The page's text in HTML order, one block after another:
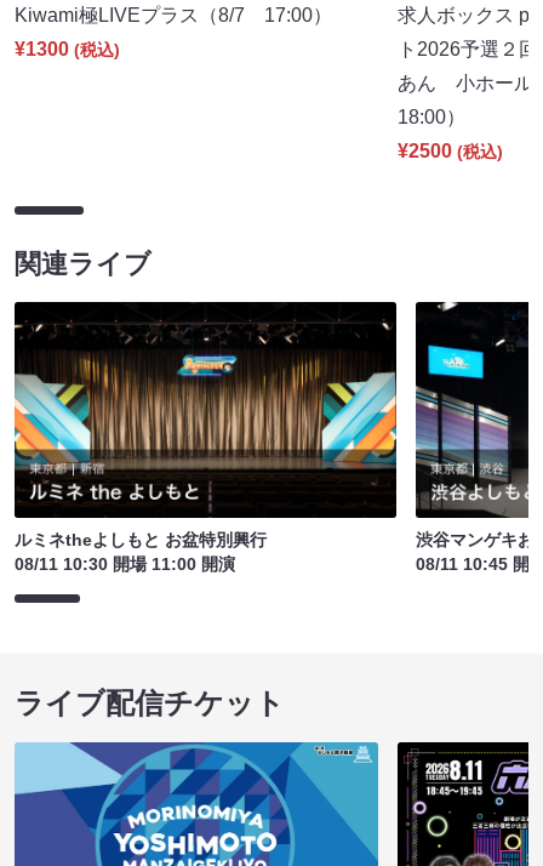
Kiwami極LIVEプラス（8/7 17:00）
¥1300 (税込)
求人ボックス
ト2026予選２
あん 小ホール
18:00）
¥2500 (税込)
関連ライブ
ルミネtheよしもと お盆特別興行
08/11 10:30 開場 11:00 開演
渋谷マンゲキ
08/11 10:45 開
ライブ配信チケット